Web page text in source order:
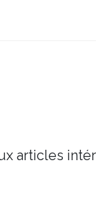
articles